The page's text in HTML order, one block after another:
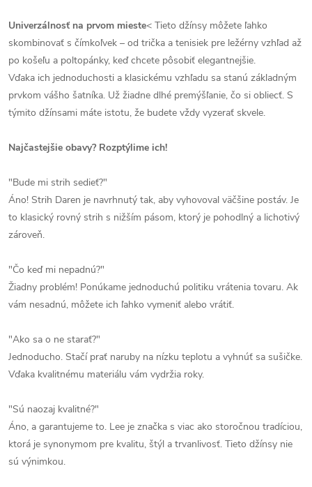
Univerzálnosť na prvom mieste< Tieto džínsy môžete ľahko
skombinovať s čímkoľvek – od trička a tenisiek pre ležérny vzhľad až
po košeľu a poltopánky, keď chcete pôsobiť elegantnejšie.
Vďaka ich jednoduchosti a klasickému vzhľadu sa stanú základným
prvkom vášho šatníka. Už žiadne dlhé premýšľanie, čo si obliecť. S
týmito džínsami máte istotu, že budete vždy vyzerať skvele.
Najčastejšie obavy? Rozptýlime ich!
"Bude mi strih sedieť?"
Áno! Strih Daren je navrhnutý tak, aby vyhovoval väčšine postáv. Je
to klasický rovný strih s nižším pásom, ktorý je pohodlný a lichotivý
zároveň.
"Čo keď mi nepadnú?"
Žiadny problém! Ponúkame jednoduchú politiku vrátenia tovaru. Ak
vám nesadnú, môžete ich ľahko vymeniť alebo vrátiť.
"Ako sa o ne starať?"
Jednoducho. Stačí prať naruby na nízku teplotu a vyhnúť sa sušičke.
Vďaka kvalitnému materiálu vám vydržia roky.
"Sú naozaj kvalitné?"
Áno, a garantujeme to. Lee je značka s viac ako storočnou tradíciou,
ktorá je synonymom pre kvalitu, štýl a trvanlivosť. Tieto džínsy nie
sú výnimkou.